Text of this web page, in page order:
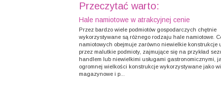
Przeczytać warto:
Hale namiotowe w atrakcyjnej cenie
Przez bardzo wiele podmiotów gospodarczych chętnie
wykorzystywane są różnego rodzaju hale namiotowe.
namiotowych obejmuje zarówno niewielkie konstrukcje
przez malutkie podmioty, zajmujące się na przykład
handlem lub niewielkimi usługami gastronomicznymi,
ogromnej wielkości konstrukcje wykorzystywane jako
magazynowe i p...